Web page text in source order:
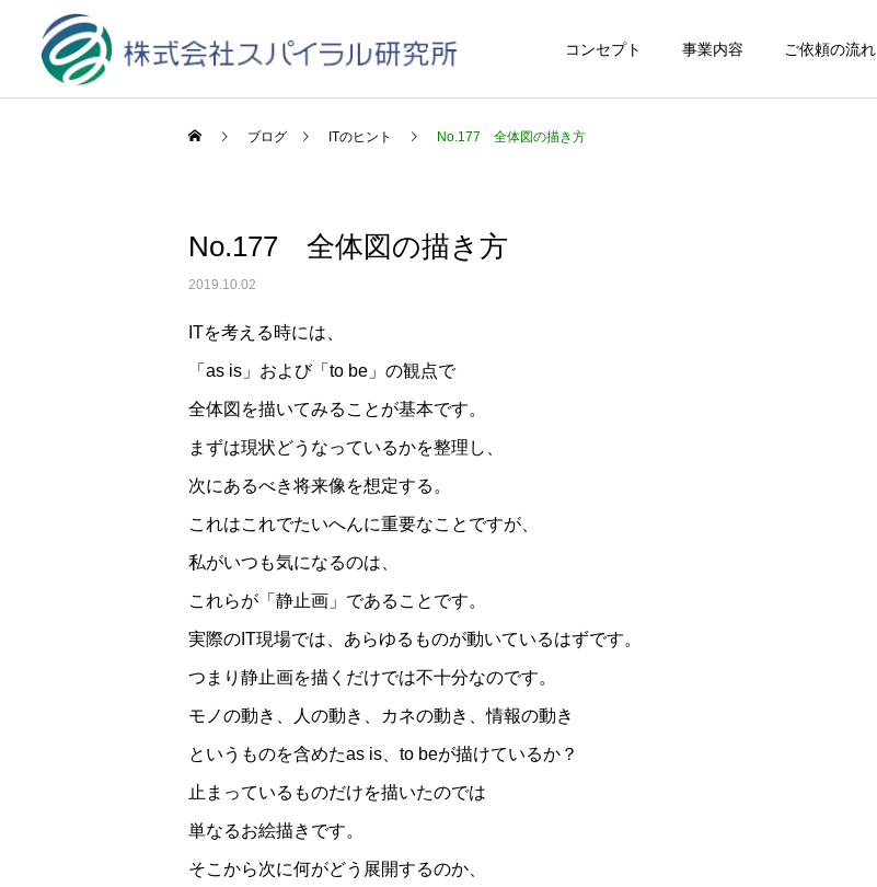
コンセプト 事業内容 ご依頼の流れ
ブログ ITのヒント No.177 全体図の描き方
No.177 全体図の描き方
2019.10.02
ITを考える時には、
「as is」および「to be」の観点で
全体図を描いてみることが基本です。
まずは現状どうなっているかを整理し、
次にあるべき将来像を想定する。
これはこれでたいへんに重要なことですが、
私がいつも気になるのは、
これらが「静止画」であることです。
実際のIT現場では、あらゆるものが動いているはずです。
つまり静止画を描くだけでは不十分なのです。
モノの動き、人の動き、カネの動き、情報の動き
というものを含めたas is、to beが描けているか？
止まっているものだけを描いたのでは
単なるお絵描きです。
そこから次に何がどう展開するのか、